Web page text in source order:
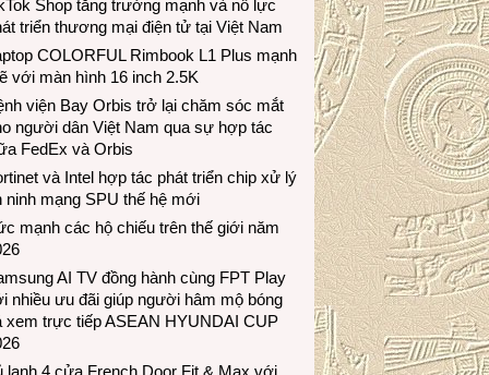
Shop tăng trưởng mạnh và nỗ lực
triển thương mại điện tử tại Việt Nam
COLORFUL Rimbook L1 Plus mạnh
với màn hình 16 inch 2.5K
viện Bay Orbis trở lại chăm sóc mắt
người dân Việt Nam qua sự hợp tác
FedEx và Orbis
và Intel hợp tác phát triển chip xử lý
ninh mạng SPU thế hệ mới
mạnh các hộ chiếu trên thế giới năm
AI TV đồng hành cùng FPT Play
nhiều ưu đãi giúp người hâm mộ bóng
xem trực tiếp ASEAN HYUNDAI CUP
lạnh 4 cửa French Door Fit & Max với